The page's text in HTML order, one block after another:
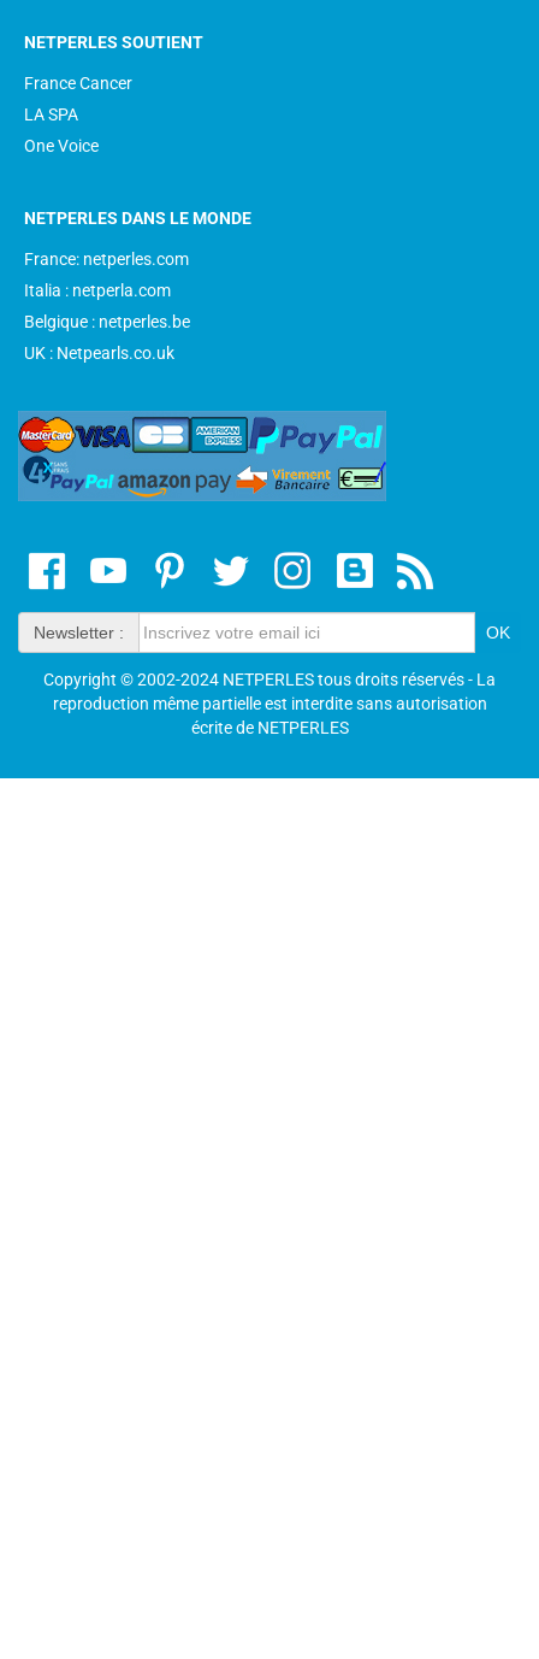
NETPERLES SOUTIENT
France Cancer
LA SPA
One Voice
NETPERLES DANS LE MONDE
France: netperles.com
Italia : netperla.com
Belgique : netperles.be
UK : Netpearls.co.uk
Newsletter :
Copyright © 2002-2024 NETPERLES tous droits réservés - La
reproduction même partielle est interdite sans autorisation
écrite de NETPERLES